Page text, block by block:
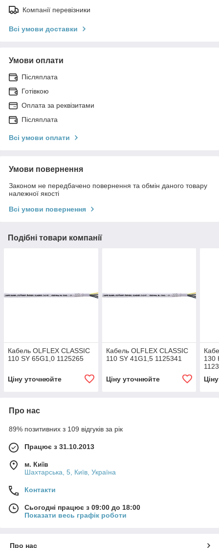
Компанії перевізники
Всі умови доставки
Умови оплати
Післяплата
Готівкою
Оплата за реквізитами
Післяплата
Всі умови оплати
Умови повернення
Законом не передбачено повернення та обмін даного товару
належної якості
Всі умови повернення
Подібні товари компанії
Кабель OLFLEX CLASSIC
110 SY 65G1,0 1125265
Ціну уточнюйте
Кабель OLFLEX CLASSIC
110 SY 41G1,5 1125341
Ціну уточнюйте
130
Про нас
89% позитивних з 109 відгуків за рік
Працює з 31.10.2013
м. Київ
Шахтарська, 5, Київ, Україна
Контакти
Сьогодні працює з 09:00 до 18:00
Показати весь графік роботи
Про нас